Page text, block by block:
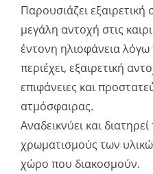
Παρουσιάζει εξαιρετική
μεγάλη αντοχή στις
έντονη ηλιοφάνεια
περιέχει, εξαιρετική
επιφάνειες και
ατμόσφαιρας.
Αναδεικνύει και
χρωματισμούς των
χώρο που διακοσμούν.